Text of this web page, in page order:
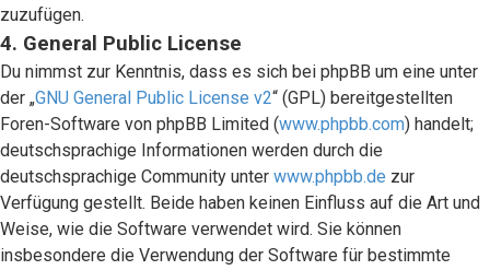
zuzufügen.
4. General Public License
Du nimmst zur Kenntnis, dass es sich bei phpBB um eine unter
der „GNU General Public License v2“ (GPL) bereitgestellten
Foren-Software von phpBB Limited (www.phpbb.com) handelt;
deutschsprachige Informationen werden durch die
deutschsprachige Community unter www.phpbb.de zur
Verfügung gestellt. Beide haben keinen Einfluss auf die Art und
Weise, wie die Software verwendet wird. Sie können
insbesondere die Verwendung der Software für bestimmte